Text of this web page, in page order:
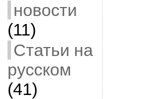
новости
(11)
Статьи на
русском
(41)